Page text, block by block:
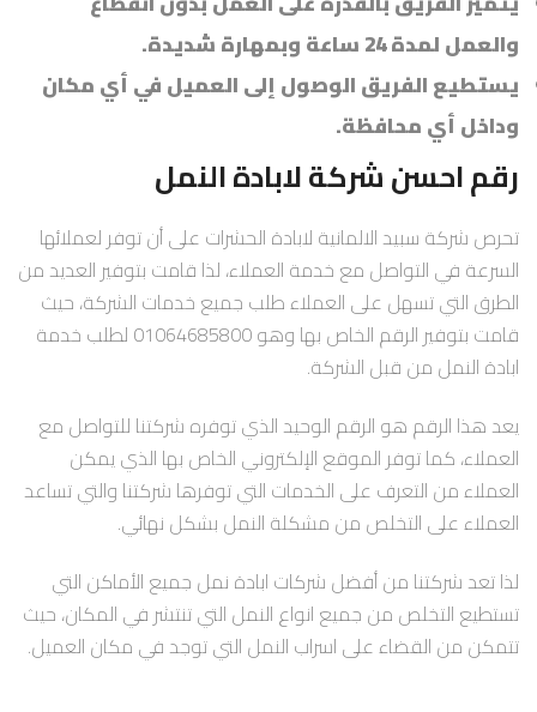
والعمل لمدة 24 ساعة وبمهارة شديدة.
يستطيع الفريق الوصول إلى العميل في أي مكان
وداخل أي محافظة.
رقم احسن شركة لابادة النمل
تحرص شركة سبيد الالمانية لابادة الحشرات على أن توفر لعملائها
السرعة في التواصل مع خدمة العملاء، لذا قامت بتوفير العديد من
الطرق التي تسهل على العملاء طلب جميع خدمات الشركة، حيث
قامت بتوفير الرقم الخاص بها وهو 01064685800 لطلب خدمة
ابادة النمل من قبل الشركة.
يعد هذا الرقم هو الرقم الوحيد الذي توفره شركتنا للتواصل مع
العملاء، كما توفر الموقع الإلكتروني الخاص بها الذي يمكن
العملاء من التعرف على الخدمات التي توفرها شركتنا والتي تساعد
العملاء على التخلص من مشكلة النمل بشكل نهائي.
لذا تعد شركتنا من أفضل شركات ابادة نمل جميع الأماكن التي
تستطيع التخلص من جميع انواع النمل التي تنتشر في المكان، حيث
تتمكن من القضاء على اسراب النمل التي توجد في مكان العميل.